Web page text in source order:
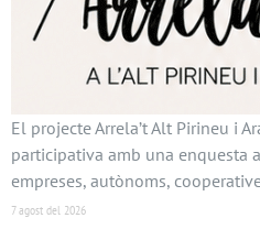
El projecte Arrela’t Alt Pirineu i
participativa amb una enquesta
empreses, autònoms,
7 agost del 2026